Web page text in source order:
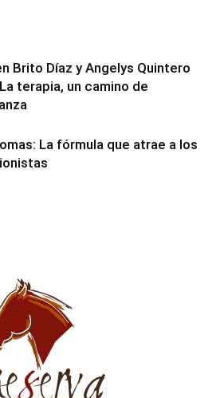
Brito Díaz y Angelys Quintero
terapia, un camino de
La fórmula que atrae a los